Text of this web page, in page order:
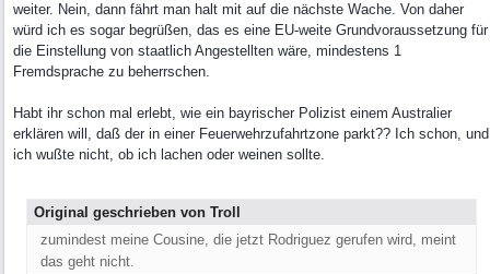
weiter. Nein, dann fährt man halt mit auf die nächste Wache. Von daher
würd ich es sogar begrüßen, das es eine EU-weite Grundvoraussetzung für
die Einstellung von staatlich Angestellten wäre, mindestens 1
Fremdsprache zu beherrschen.
Habt ihr schon mal erlebt, wie ein bayrischer Polizist einem Australier
erklären will, daß der in einer Feuerwehrzufahrtzone parkt?? Ich schon, und
ich wußte nicht, ob ich lachen oder weinen sollte.
Original geschrieben von Troll
zumindest meine Cousine, die jetzt Rodriguez gerufen wird, meint
das geht nicht.